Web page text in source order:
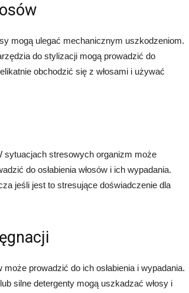
mogą ulegać mechanicznym uszkodzeniom.
do stylizacji mogą prowadzić do
obchodzić się z włosami i używać
sytuacjach stresowych organizm może
do osłabienia włosów i ich wypadania.
jeśli jest to stresujące doświadczenie dla
prowadzić do ich osłabienia i wypadania.
silne detergenty mogą uszkadzać włosy i